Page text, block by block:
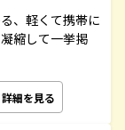
、軽くて携帯に
縮して一挙掲
詳細を見る